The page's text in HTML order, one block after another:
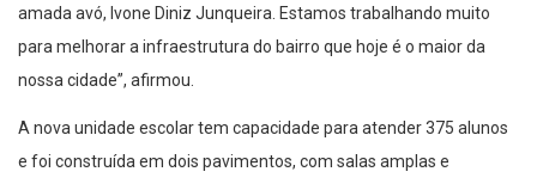
amada avó, Ivone Diniz Junqueira. Estamos trabalhando muito
para melhorar a infraestrutura do bairro que hoje é o maior da
nossa cidade”, afirmou.
A nova unidade escolar tem capacidade para atender 375 alunos
e foi construída em dois pavimentos, com salas amplas e